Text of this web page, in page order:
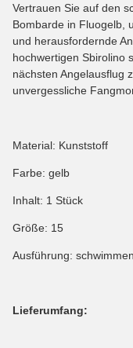
Vertrauen Sie auf den
Bombarde in Fluogelb,
und herausfordernde
hochwertigen Sbirolino
nächsten Angelausflug
unvergessliche
Material: Kunststoff
Farbe: gelb
Inhalt: 1 Stück
Größe: 15
Ausführung:
Lieferumfang: